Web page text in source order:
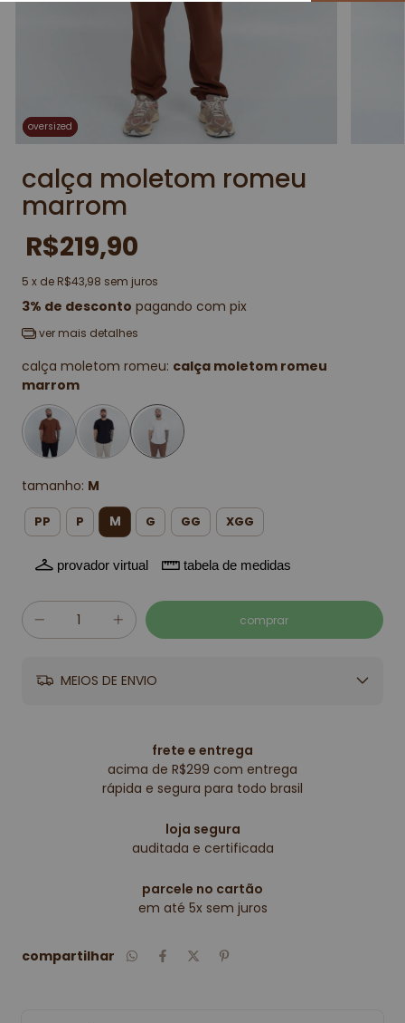
oversized
oversized
calça moletom romeu
marrom
R$219,90
5 x de R$43,98 sem juros
3% de desconto pagando com pix
ver mais detalhes
calça moletom romeu: calça moletom romeu
marrom
tamanho: M
PP P M G GG XGG
provador virtual tabela de medidas
MEIOS DE ENVIO
frete e entrega
acima de R$299 com entrega
rápida e segura para todo brasil
loja segura
auditada e certificada
parcele no cartão
em até 5x sem juros
compartilhar